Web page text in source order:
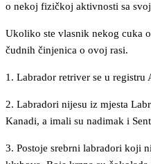
o nekoj fizičkoj aktivnosti sa
Ukoliko ste vlasnik nekog cuka
čudnih činjenica o ovoj rasi.
1. Labrador retriver se u
2. Labradori nijesu iz mjesta
Kanadi, a imali su nadimak i
3. Postoje srebrni labradori koji